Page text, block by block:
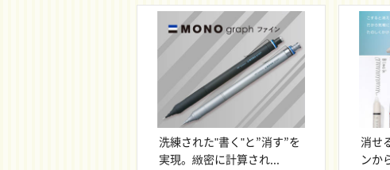
洗練された"書く"と”消す”を
実現。緻密に計算され...
消せ
ンか